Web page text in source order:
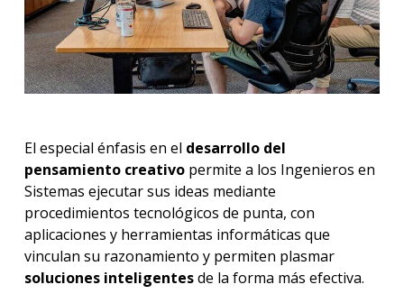
El especial énfasis en el desarrollo del
pensamiento creativopermite a los Ingenieros en
Sistemas ejecutar sus ideas mediante
procedimientos tecnológicos de punta, con
aplicaciones y herramientas informáticas que
vinculan su razonamiento y permiten plasmar
soluciones inteligentesde la forma más efectiva.